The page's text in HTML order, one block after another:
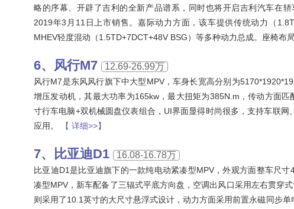
略的序幕、开辟了吉利的全新产品谱系，同时也将开启吉利汽车在
2019年3月11日上市销售。嘉际动力方面，该车提供传统动力（
MHEV轻度混动（1.5TD+7DCT+48V BSG）等多种动力总成。座椅布
风行M7 12.69-26.99万
风行M7是东风风行旗下中大型MPV，车身长宽高分别为
增压发动机，其最大功率为165kw，最大扭矩为385N.m，传动方面
寸行车电脑+双机械圆盘仪表组合，UI界面显得时尚很多，支持车联
应用。
【 详细>>】
比亚迪D1 16.08-16.78万
比亚迪D1是比亚迪旗下的一款纯电动紧凑型MPV，外观方面整车尺
凑型MPV，新车配备了三辐式平底方向盘，空调出风口采用左右贯穿
则采用了10.1英寸的大尺寸悬浮式设计，动力方面采用前置永磁同步